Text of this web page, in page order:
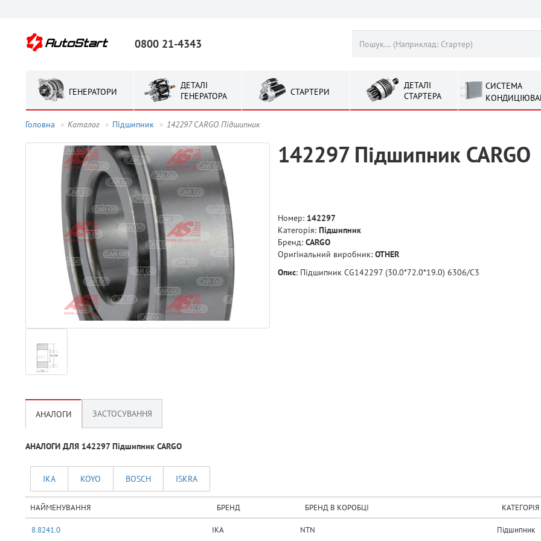
0800 21-4343
ГЕНЕРАТОРИ
ДЕТАЛІ
ГЕНЕРАТОРА
СТАРТЕРИ
ДЕТАЛІ
СТАРТЕРА
СИСТЕМА
Головна Каталог Підшипник 142297 CARGO Підшипник
142297 Підшипник CARGO
Номер: 142297
Категорія: Підшипник
Бренд: CARGO
Оригінальний виробник: OTHER
Опис: Пiдшипник CG142297 (30.0*72.0*19.0) 6306/C3
АНАЛОГИ ЗАСТОСУВАННЯ
АНАЛОГИ ДЛЯ 142297 Підшипник CARGO
IKA KOYO BOSCH ISKRA
НАЙМЕНУВАННЯ БРЕНД БРЕНД В КОРОБЦІ КАТЕГОРІЯ
8.8241.0 IKA NTN Підшипник